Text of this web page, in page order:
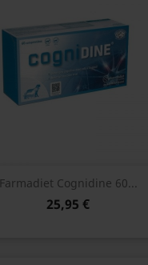
Farmadiet Cognidine 60...
25,95 €
Vista rápida